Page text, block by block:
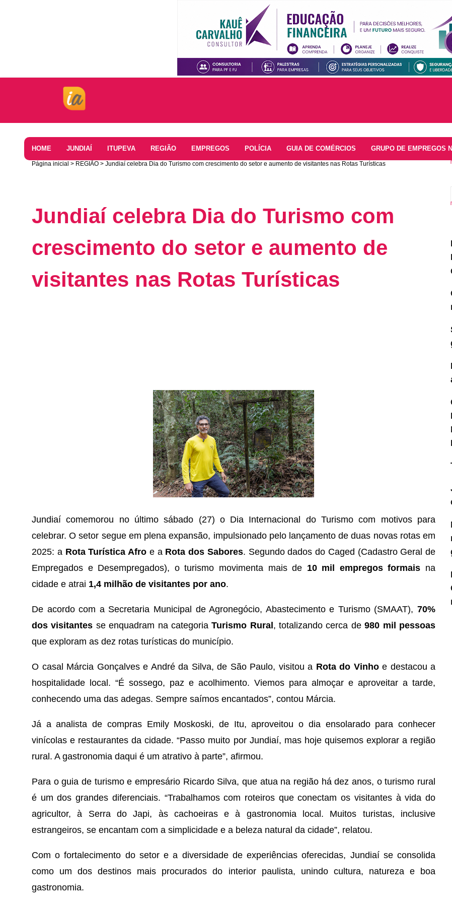
HOME JUNDIAÍ ITUPEVA REGIÃO EMPREGOS POLÍCIA GUIA DE COMÉRCIOS GRUPO DE EMPREGOS
Página inicial REGIÃO Jundiaí celebra Dia do Turismo com crescimento do setor e aumento de visitantes nas Rotas Turísticas
Jundiaí celebra Dia do Turismo com
crescimento do setor e aumento de
visitantes nas Rotas Turísticas
Jundiaí comemorou no último sábado (27) o Dia Internacional do Turismo com motivos para
celebrar. O setor segue em plena expansão, impulsionado pelo lançamento de duas novas rotas em
2025: a Rota Turística Afro e a Rota dos Sabores. Segundo dados do Caged (Cadastro Geral de
Empregados e Desempregados), o turismo movimenta mais de 10 mil empregos formais na
cidade e atrai 1,4 milhão de visitantes por ano.
De acordo com a Secretaria Municipal de Agronegócio, Abastecimento e Turismo (SMAAT), 70%
dos visitantes se enquadram na categoriaTurismo Rural , totalizando cerca de980 mil pessoas
que exploram as dez rotas turísticas do município.
O casal Márcia Gonçalves e André da Silva, de São Paulo, visitou a Rota do Vinhoe destacou a
hospitalidade local. “É sossego, paz e acolhimento. Viemos para almoçar e aproveitar a tarde,
conhecendo uma das adegas. Sempre saímos encantados”, contou Márcia.
Já a analista de compras Emily Moskoski, de Itu, aproveitou o dia ensolarado para conhecer
vinícolas e restaurantes da cidade. “Passo muito por Jundiaí, mas hoje quisemos explorar a região
rural. A gastronomia daqui é um atrativo à parte”, afirmou.
Para o guia de turismo e empresário Ricardo Silva, que atua na região há dez anos, o turismo rural
é um dos grandes diferenciais. “Trabalhamos com roteiros que conectam os visitantes à vida do
agricultor, à Serra do Japi, às cachoeiras e à gastronomia local. Muitos turistas, inclusive
estrangeiros, se encantam com a simplicidade e a beleza natural da cidade”, relatou.
Com o fortalecimento do setor e a diversidade de experiências oferecidas, Jundiaí se consolida
como um dos destinos mais procurados do interior paulista, unindo cultura, natureza e boa
gastronomia.